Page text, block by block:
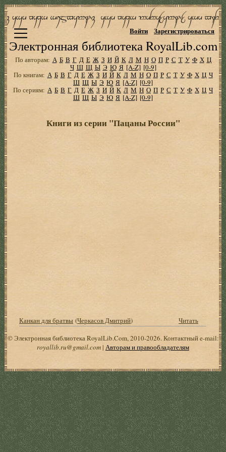
Электронная библиотека RoyalLib.com
Войти Зарегистрироваться
По авторам: А Б В Г Д Е Ж З И Й К Л М Н О П Р С Т У Ф Х Ц
Ч Ш Щ Ы Э Ю Я [A-Z] [0-9]
По книгам: А Б В Г Д Е Ж З И Й К Л М Н О П Р С Т У Ф Х Ц Ч
Ш Щ Ы Э Ю Я [A-Z] [0-9]
По сериям: А Б В Г Д Е Ж З И Й К Л М Н О П Р С Т У Ф Х Ц Ч
Ш Щ Ы Э Ю Я [A-Z] [0-9]
Книги из серии "Пацаны России"
Канкан для братвы (Черкасов Дмитрий)
Читать
© Электронная библиотека RoyalLib.Com, 2010-2026. Контактный e-mail:
royallib.ru@gmail.com| Авторам и правообладателям